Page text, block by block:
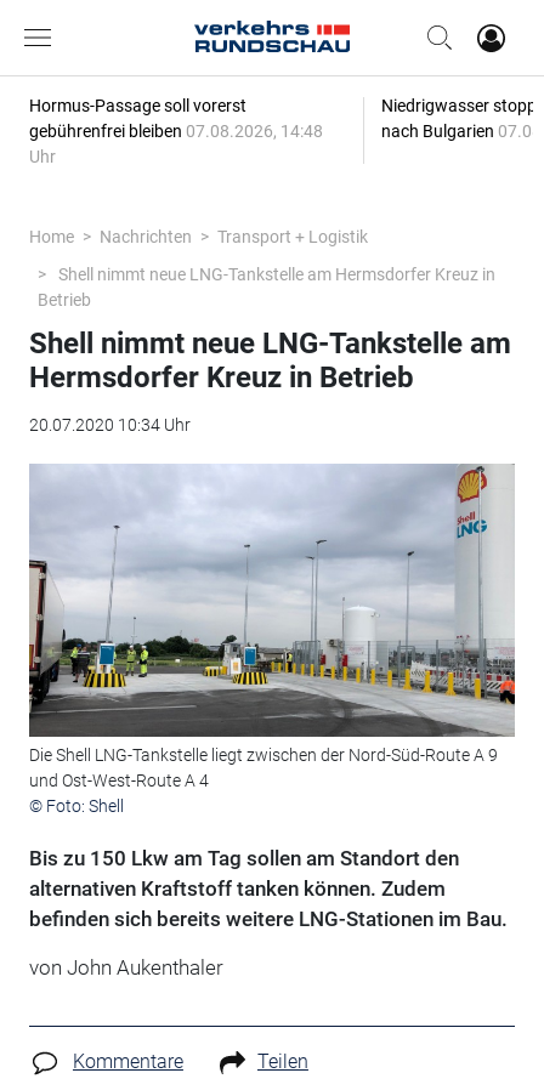
Hormus-Passage soll vorerst
gebührenfrei bleiben 07.08.2026, 14:48
Uhr
Niedrigwasser
nach Bulgarien
Home Nachrichten
Transport + Logistik
Shell nimmt neue LNG-Tankstelle am Hermsdorfer Kreuz in
Betrieb
Shell nimmt neue LNG-Tankstelle am
Hermsdorfer Kreuz in Betrieb
20.07.2020 10:34 Uhr
Die Shell LNG-Tankstelle liegt zwischen der Nord-Süd-Route A 9
und Ost-West-Route A 4
© Foto: Shell
Bis zu 150 Lkw am Tag sollen am Standort den
alternativen Kraftstoff tanken können. Zudem
befinden sich bereits weitere LNG-Stationen im Bau.
von John Aukenthaler
Kommentare Teilen